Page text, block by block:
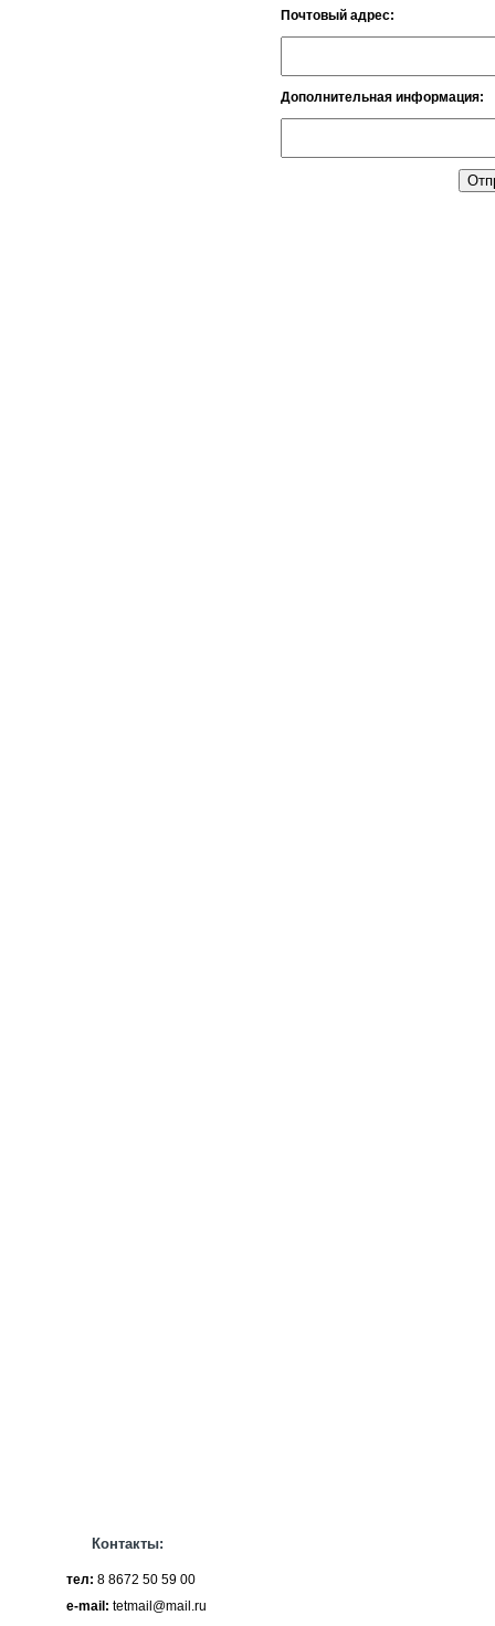
Контакты:
тел: 8 8672 50 59 00
e-mail: tetmail@mail.ru
Почтовый адрес:
Дополнительная информация: